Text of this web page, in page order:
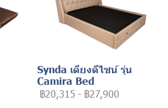
Synda เตียงดีไซน์ รุ่น
Camira Bed
฿20,315 - ฿27,900